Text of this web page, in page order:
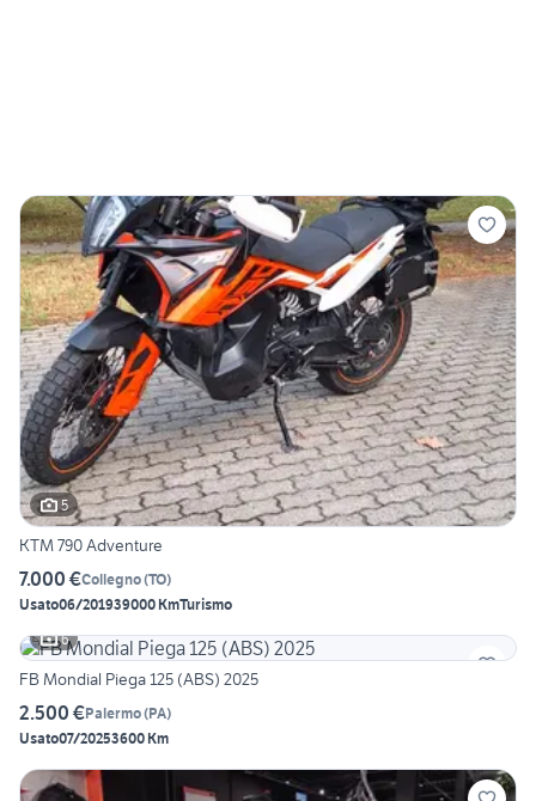
5
KTM 790 Adventure
7.000 €Collegno(TO)
Usato06/201939000 KmTurismo
6
FB Mondial Piega 125 (ABS) 2025
2.500 €Palermo(PA)
Usato07/20253600 Km